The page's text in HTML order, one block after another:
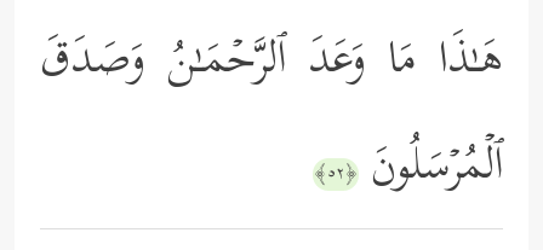
هَـٰذَا مَا وَعَدَ ٱلرَّحۡمَـٰنُ وَصَدَقَ
ٱلۡمُرۡسَلُونَ ﴿٥٢﴾